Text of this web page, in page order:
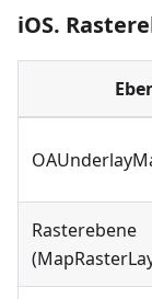
iOS.
Rasterebene